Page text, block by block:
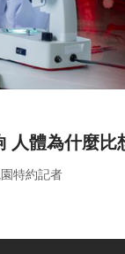
知道基因還不夠 人體
特約記者